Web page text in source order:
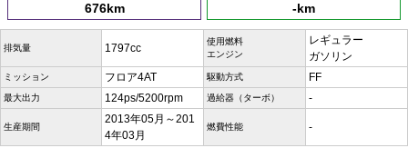
676km -km
排気量 1797cc
使用燃料
エンジン
レギュラー
ガソリン
ミッション フロア4AT 駆動方式 FF
最大出力 124ps/5200rpm 過給器（ターボ） -
生産期間
2013年05月～201
4年03月
燃費性能 -